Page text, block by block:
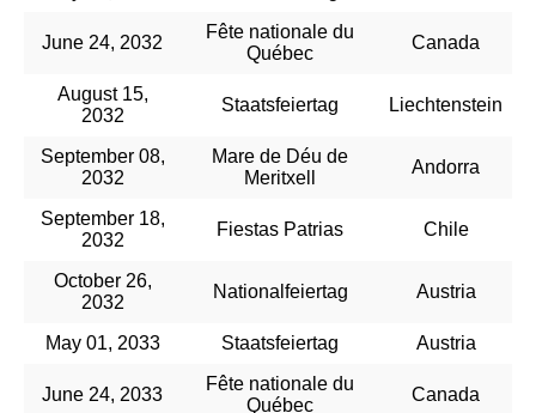
June 24, 2032
Fête nationale du
Québec
Canada
August 15,
2032
Staatsfeiertag Liechtenstein
September 08,
2032
Mare de Déu de
Meritxell
Andorra
September 18,
2032
Fiestas Patrias Chile
October 26,
2032
Nationalfeiertag Austria
May 01, 2033 Staatsfeiertag Austria
June 24, 2033
Fête nationale du
Québec
Canada